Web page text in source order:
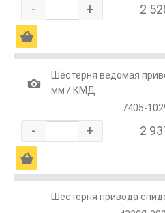
- + 2
Ä
1
Шестерня ведомая
мм / КМД
7405-
- + 2
Ä
Шестерня привода